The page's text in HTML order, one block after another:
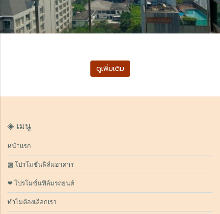
ดูเพิ่มเติม
◈ เมนู
หน้าแรก
▩ โปรโมชั่นฟิล์มอาคาร
❤ โปรโมชั่นฟิล์มรถยนต์
ทำไมต้องเลือกเรา